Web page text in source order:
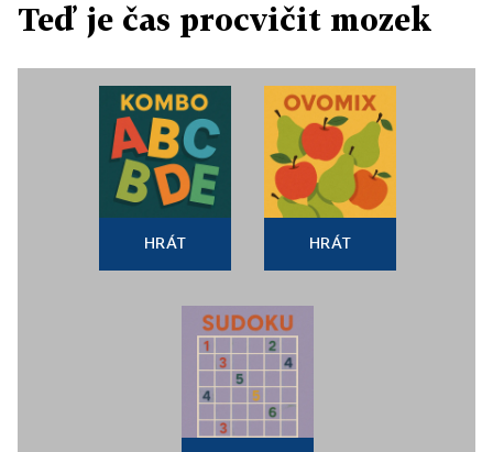
Teď je čas procvičit mozek
HRÁT HRÁT